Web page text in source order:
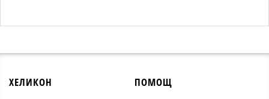
ХЕЛИКОН ПОМОЩ